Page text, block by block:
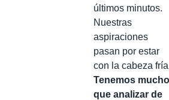
últimos minutos.
Nuestras
aspiraciones
pasan por estar
con la cabeza
Tenemos mucho
que analizar de